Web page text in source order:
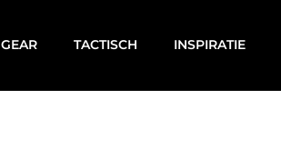
GEAR TACTISCH INSPIRATIE